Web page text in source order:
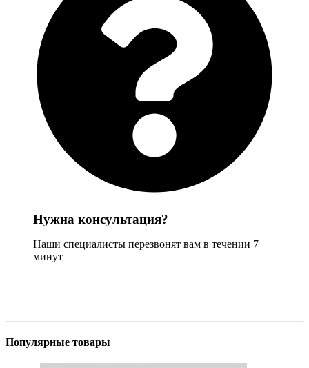
Нужна консультация?
Наши специалисты перезвонят вам в течении 7
минут
Популярные товары